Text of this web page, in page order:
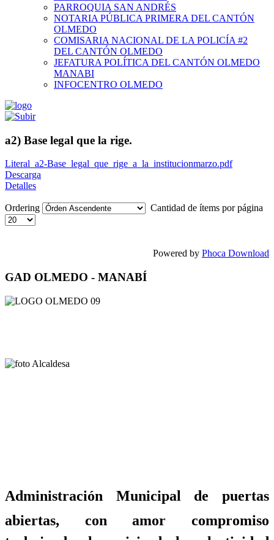
PARROQUIA SAN ANDRÉS
NOTARIA PÚBLICA PRIMERA DEL CANTÓN
OLMEDO
COMISARIA NACIONAL DE LA POLICÍA #2
DEL CANTÓN OLMEDO
JEFATURA POLÍTICA DEL CANTÓN OLMEDO
MANABI
INFOCENTRO OLMEDO
a2) Base legal que la rige.
Literal_a2-Base_legal_que_rige_a_la_institucionmarzo.pdf
Descarga
Detalles
Ordering Cantidad de ítems por página
Powered by Phoca Download
GAD OLMEDO - MANABÍ
Administración Municipal de puertas
abiertas, con amor compromiso